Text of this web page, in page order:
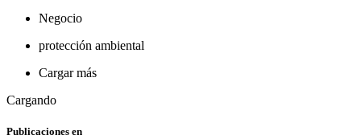
Negocio
protección ambiental
Cargar más
Cargando
Publicaciones en